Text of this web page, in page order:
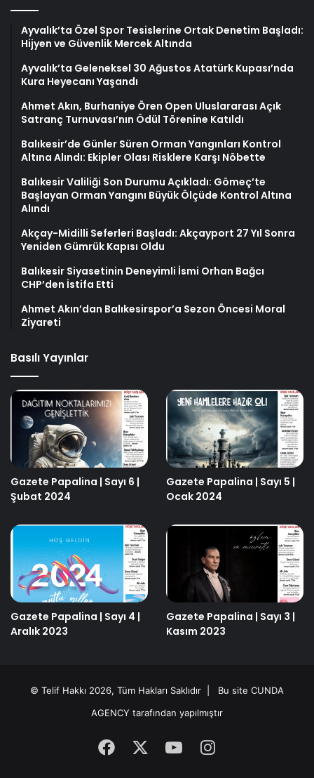
Ayvalık’ta Özel Spor Tesislerine Ortak Denetim Başladı:
Hijyen ve Güvenlik Mercek Altında
Ayvalık’ta Geleneksel 30 Ağustos Atatürk Kupası’nda
Kura Heyecanı Yaşandı
Ahmet Akın, Burhaniye Ören Open Uluslararası Açık
Satranç Turnuvası’nın Ödül Törenine Katıldı
Balıkesir’de Günler Süren Orman Yangınları Kontrol
Altına Alındı: Ekipler Olası Risklere Karşı Nöbette
Balıkesir Valiliği Son Durumu Açıkladı: Gömeç’te
Başlayan Orman Yangını Büyük Ölçüde Kontrol Altına
Alındı
Akçay-Midilli Seferleri Başladı: Akçayport 27 Yıl Sonra
Yeniden Gümrük Kapısı Oldu
Balıkesir Siyasetinin Deneyimli İsmi Orhan Bağcı
CHP’den İstifa Etti
Ahmet Akın’dan Balıkesirspor’a Sezon Öncesi Moral
Ziyareti
Basılı Yayınlar
Gazete Papalina | Sayı 6 |
Şubat 2024
Gazete Papalina | Sayı 5 |
Ocak 2024
Gazete Papalina | Sayı 4 |
Aralık 2023
Gazete Papalina | Sayı 3 |
Kasım 2023
© Telif Hakkı 2026, Tüm Hakları Saklıdır | Bu site CUNDA
AGENCY tarafından yapılmıştır
FacebookYouTubeInstagram